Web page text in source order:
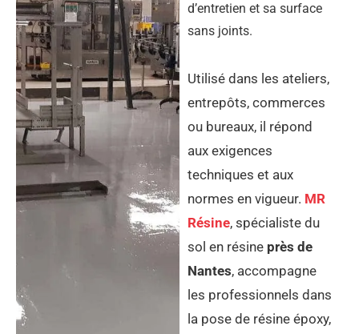
d’entretien et sa surface
sans joints.
Utilisé dans les ateliers,
entrepôts, commerces
ou bureaux, il répond
aux exigences
techniques et aux
normes en vigueur. MR
Résine, spécialiste du
sol en résine près de
Nantes, accompagne
les professionnels dans
la pose de résine époxy,